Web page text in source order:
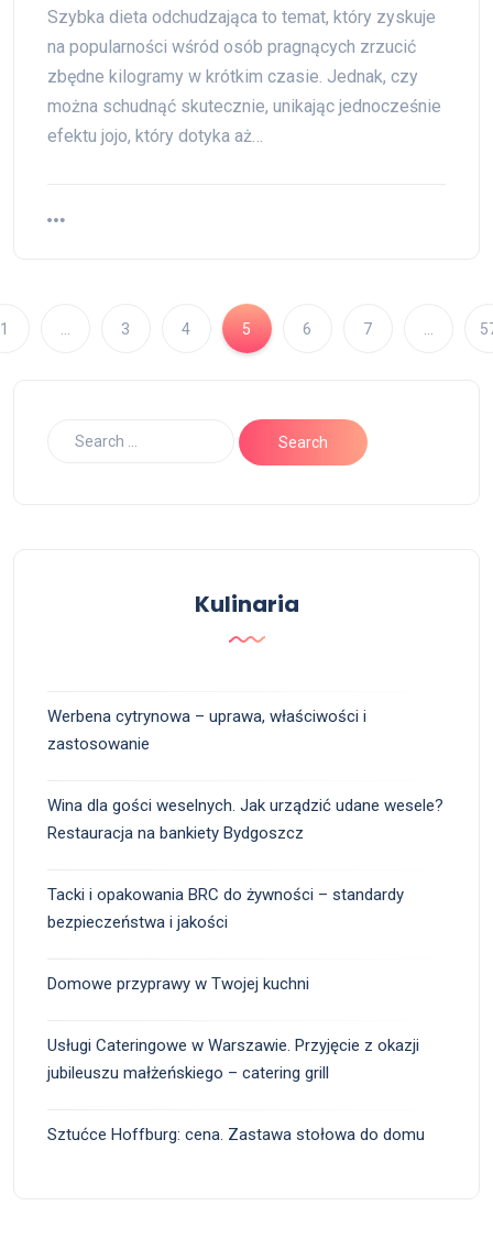
Szybka dieta odchudzająca to temat, który zyskuje
na popularności wśród osób pragnących zrzucić
zbędne kilogramy w krótkim czasie. Jednak, czy
można schudnąć skutecznie, unikając jednocześnie
efektu jojo, który dotyka aż…
1 3 4 5 6 7
Kulinaria
Werbena cytrynowa – uprawa, właściwości i
zastosowanie
Wina dla gości weselnych. Jak urządzić udane wesele?
Restauracja na bankiety Bydgoszcz
Tacki i opakowania BRC do żywności – standardy
bezpieczeństwa i jakości
Domowe przyprawy w Twojej kuchni
Usługi Cateringowe w Warszawie. Przyjęcie z okazji
jubileuszu małżeńskiego – catering grill
Sztućce Hoffburg: cena. Zastawa stołowa do domu